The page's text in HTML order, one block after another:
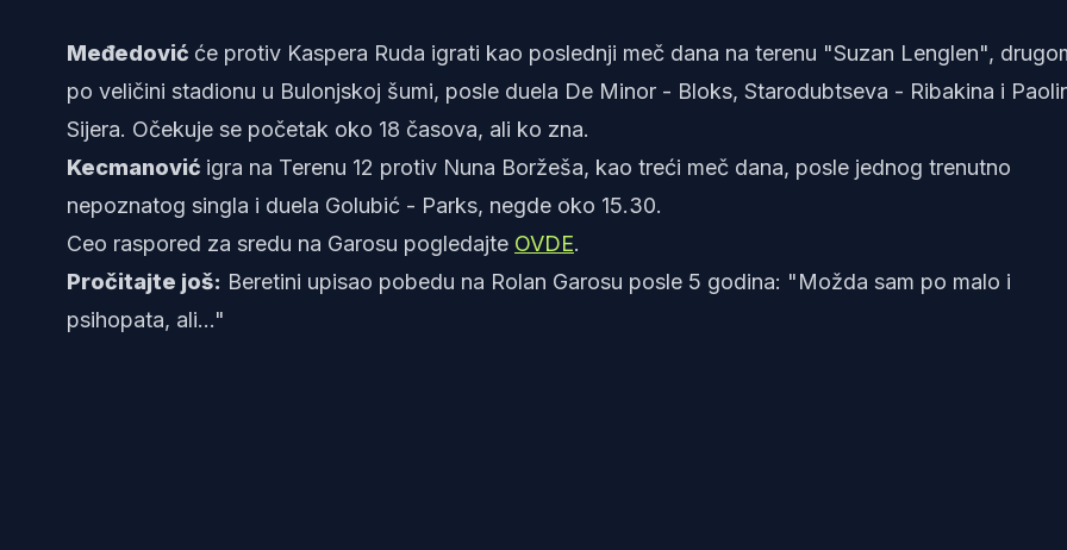
Međedović će protiv Kaspera Ruda igrati kao poslednji meč dana na terenu "Suzan Lenglen",
po veličini stadionu u Bulonjskoj šumi, posle duela De Minor - Bloks, Starodubtseva - Ribakina i
Sijera. Očekuje se početak oko 18 časova, ali ko zna.
Kecmanović igra na Terenu 12 protiv Nuna Boržeša, kao treći meč dana, posle jednog trenutno
nepoznatog singla i duela Golubić - Parks, negde oko 15.30.
Ceo raspored za sredu na Garosu pogledajte OVDE.
Pročitajte još: Beretini upisao pobedu na Rolan Garosu posle 5 godina: "Možda sam po malo i
psihopata, ali..."